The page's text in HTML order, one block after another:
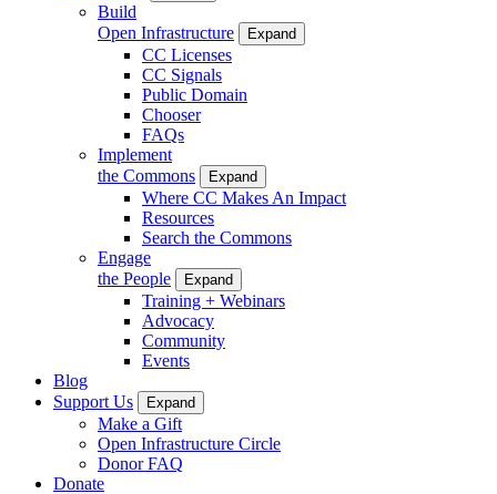
Build
Open Infrastructure
Expand
CC Licenses
CC Signals
Public Domain
Chooser
FAQs
Implement
the Commons
Expand
Where CC Makes An Impact
Resources
Search the Commons
Engage
the People
Expand
Training + Webinars
Advocacy
Community
Events
Blog
Support Us
Expand
Make a Gift
Open Infrastructure Circle
Donor FAQ
Donate